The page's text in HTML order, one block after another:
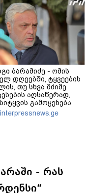
ბარამიძე - ომის
დღეებში, ტყვეების
თუ სხვა მძიმე
აღსაწერად,
გამოყენება
- არასდროს
რომ ჩვენები
- რას